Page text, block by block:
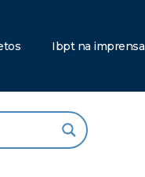
Ibpt na imprensa